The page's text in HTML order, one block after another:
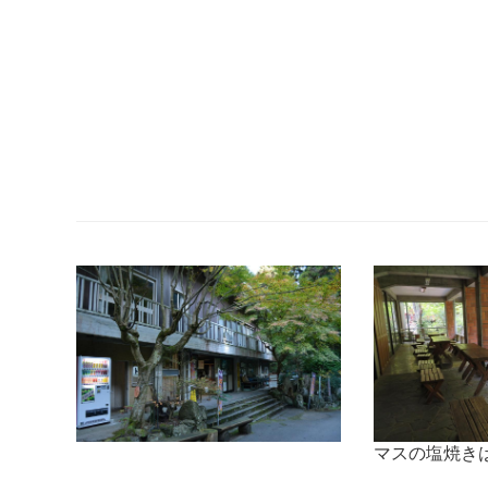
マスの塩焼き